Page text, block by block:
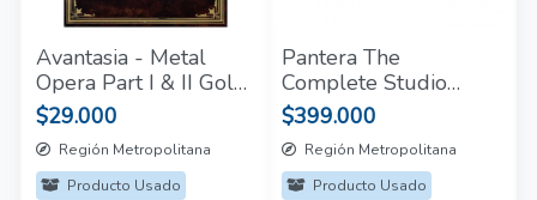
Avantasia - Metal
Opera Part I & II Gold
Edition Box Set CD
$29.000
Región Metropolitana
Producto Usado
Pantera The
Complete Studio
Albums: 1990-2000
5LP
$399.000
Región Metropolitana
Producto Usado